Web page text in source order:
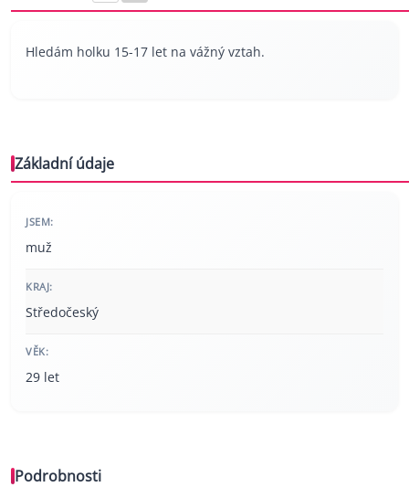
Hledám holku 15-17 let na vážný vztah.
Základní údaje
JSEM:
muž
KRAJ:
Středočeský
VĚK:
29 let
Podrobnosti